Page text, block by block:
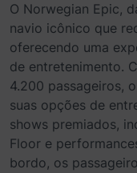
O Norwegian Epic,
navio icônico que
oferecendo uma
de entretenimento.
4.200 passageiros,
suas opções de
shows premiados,
Floor e
bordo, os